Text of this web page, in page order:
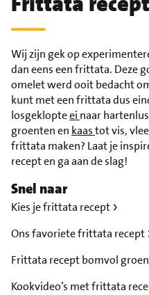
Wij zijn gek op
dan eens een frittata. Deze
omelet werd ooit bedacht
kunt met een frittata dus
losgeklopteei naar
groenten en kaastot vis,
frittata maken? Laat je
recept en ga aan de slag!
Snel naar
Kies je frittata recept
Ons favoriete frittata recept
Frittata recept bomvol
Kookvideo’s met frittata